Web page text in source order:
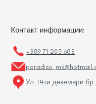
Контакт информации:
+389 71 205 683
Ул. 14ти декември